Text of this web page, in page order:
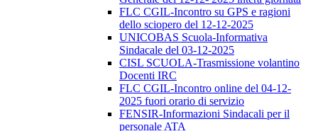
FLC CGIL-Incontro su GPS e ragioni
dello sciopero del 12-12-2025
UNICOBAS Scuola-Informativa
Sindacale del 03-12-2025
CISL SCUOLA-Trasmissione volantino
Docenti IRC
FLC CGIL-Incontro online del 04-12-
2025 fuori orario di servizio
FENSIR-Informazioni Sindacali per il
personale ATA